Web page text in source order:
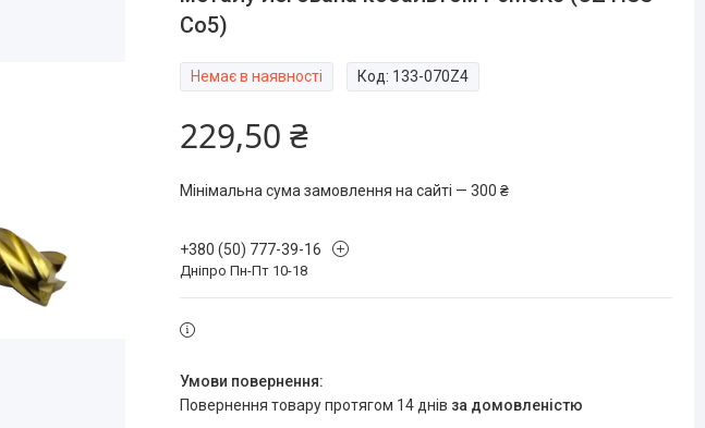
Co5)
Немає в наявності Код: 133-070Z4
229,50 ₴
Мінімальна сума замовлення на сайті — 300 ₴
+380 (50) 777-39-16
Дніпро Пн-Пт 10-18
повернення товару протягом 14 днів за домовленістю